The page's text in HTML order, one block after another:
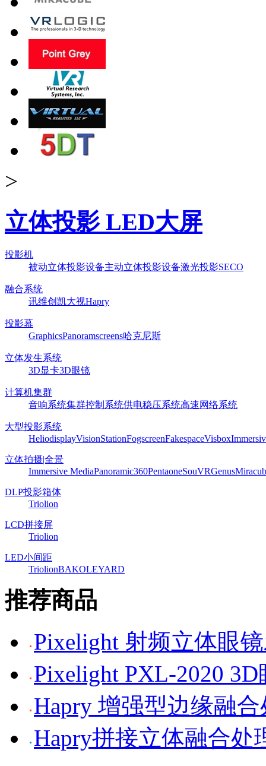
>
立体投影 LED大屏
投影机
被动立体投影设备主动立体投影设备激光投影SECO
融合系统
讯维创凯大视Hapry
投影幕
GraphicsPanoramscreens哈克尼斯
立体发生系统
3D显卡3D眼镜
计算机集群
音响系统集群控制系统供电稳压系统高速网络系统
大型投影系统
HeliodisplayVisionStationFogscreenFakespaceVisbox
立体拍摄|全景
Immersive MediaPanoramic360PentaoneSouVRGenus
DLP投影箱体
Triolion
LCD拼接屏
Triolion
LED小间距
TriolionBAKOLEYARD
推荐商品
Pixelight 射频立体眼
Pixelight PXL-2020 3D
Hapry 增强型边缘融
Hapry拼接立体融合处